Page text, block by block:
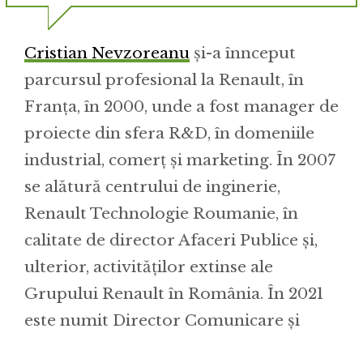
Cristian Nevzoreanu și-a înnceput
parcursul profesional la Renault, în
Franța, în 2000, unde a fost manager de
proiecte din sfera R&D, în domeniile
industrial, comerț și marketing. În 2007
se alătură centrului de inginerie,
Renault Technologie Roumanie, în
calitate de director Afaceri Publice și,
ulterior, activităților extinse ale
Grupului Renault în România. În 2021
este numit Director Comunicare și